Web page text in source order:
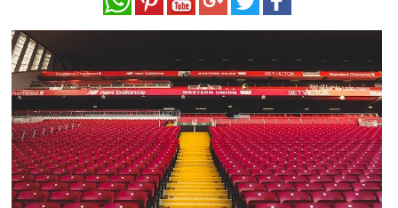
سياحة
وسفر
ديكور
أخبار
البرلمان